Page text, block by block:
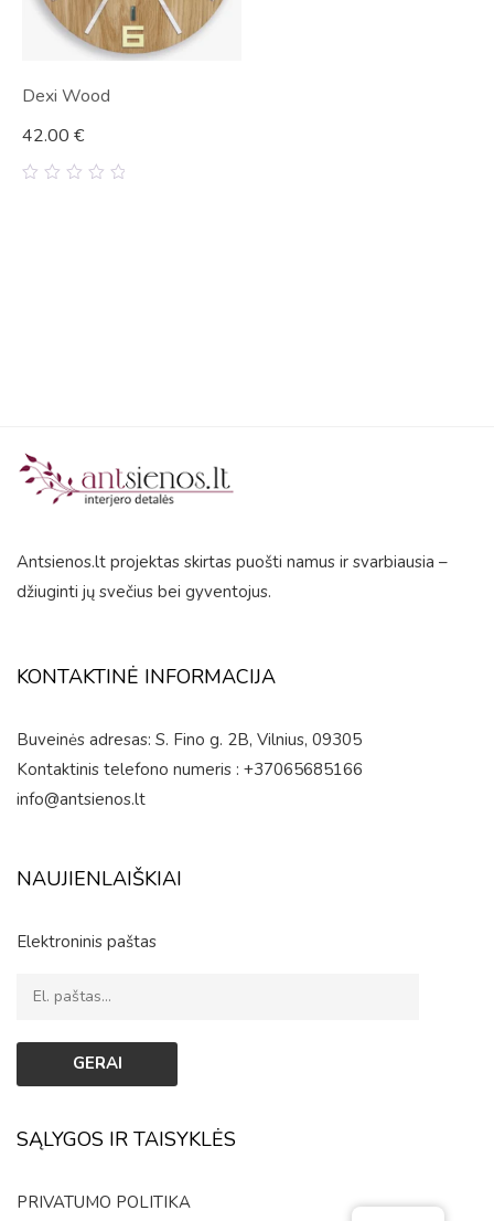
Dexi Wood
42.00 €
Antsienos.lt projektas skirtas puošti namus ir svarbiausia –
džiuginti jų svečius bei gyventojus.
KONTAKTINĖ INFORMACIJA
Buveinės adresas: S. Fino g. 2B, Vilnius, 09305
Kontaktinis telefono numeris : +37065685166
info@antsienos.lt
NAUJIENLAIŠKIAI
Elektroninis paštas
SĄLYGOS IR TAISYKLĖS
PRIVATUMO POLITIKA